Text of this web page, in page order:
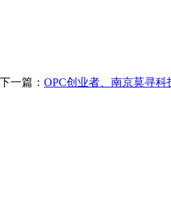
下一篇： OPC创业者、南京莫寻科